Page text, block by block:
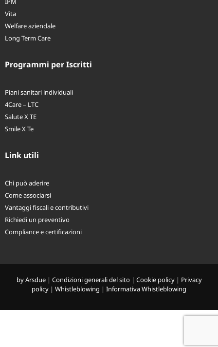
Long Term Care
Programmi per Iscritti
Link utili
Chi può aderire
Vantaggi fiscali e contributivi
Richiedi un preventivo
Compliance e certificazioni
by Arsdue |Condizioni generali del sito | Cookie policy |
Privacy
policy | Whistleblowing | Informativa Whistleblowing